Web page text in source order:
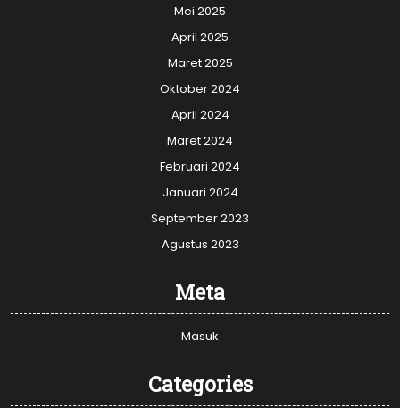
Mei 2025
April 2025
Maret 2025
Oktober 2024
April 2024
Maret 2024
Februari 2024
Januari 2024
September 2023
Agustus 2023
Meta
Masuk
Categories